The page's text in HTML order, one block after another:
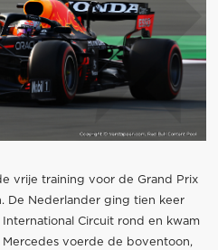
vrije training voor de Grand Prix
De Nederlander ging tien keer
Circuit rond en kwam
Mercedes voerde de boventoon,